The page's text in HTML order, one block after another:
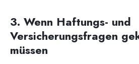
3. Wenn Haftungs- und
Versicherungsfragen
müssen